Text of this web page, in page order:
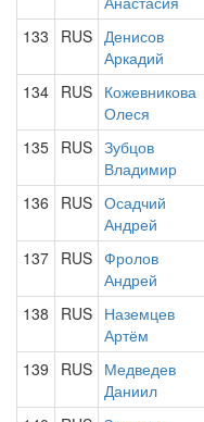
133 RUS Денисов
Аркадий
134 RUS Кожевникова
Олеся
135 RUS Зубцов
Владимир
136 RUS Осадчий
Андрей
137 RUS Фролов
Андрей
138 RUS Наземцев
Артём
139 RUS Медведев
Даниил